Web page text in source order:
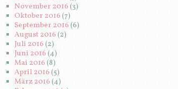
November 2016(3)
Oktober 2016(7)
September 2016(6)
August 2016(2)
Juli 2016(2)
Juni 2016(4)
Mai 2016(8)
April 2016(5)
März 2016(4)